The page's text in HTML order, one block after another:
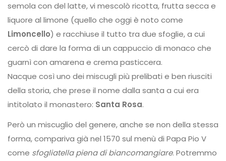
semola con del latte, vi mescolò ricotta, frutta secca e
liquore al limone (quello che oggi è noto come
Limoncello) e racchiuse il tutto tra due sfoglie, a cui
cercò di dare la forma di un cappuccio di monaco che
guarnì con amarena e crema pasticcera.
Nacque così uno dei miscugli più prelibati e ben riusciti
della storia, che prese il nome dalla santa a cui era
intitolato il monastero: Santa Rosa.
Però un miscuglio del genere, anche se non della stessa
forma, compariva già nel 1570 sul menù di Papa Pio V
come sfogliatella piena di biancomangiare. Potremmo